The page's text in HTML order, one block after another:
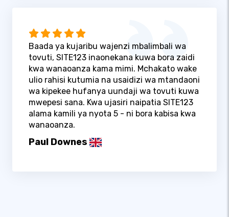
Baada ya kujaribu wajenzi mbalimbali wa
tovuti, SITE123 inaonekana kuwa bora zaidi
kwa wanaoanza kama mimi. Mchakato wake
ulio rahisi kutumia na usaidizi wa mtandaoni
wa kipekee hufanya uundaji wa tovuti kuwa
mwepesi sana. Kwa ujasiri naipatia SITE123
alama kamili ya nyota 5 - ni bora kabisa kwa
wanaoanza.
Paul Downes